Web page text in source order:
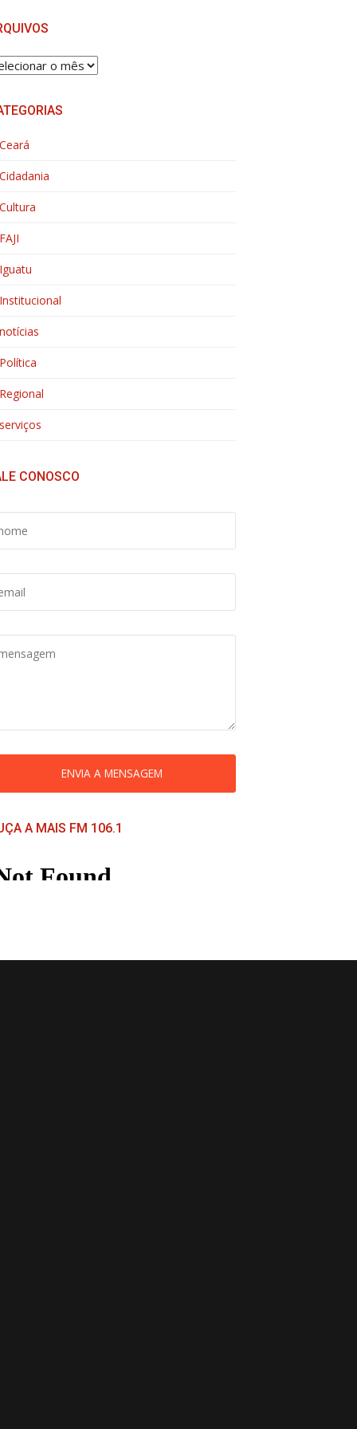
Ceará
Cidadania
Cultura
FAJI
Iguatu
Institucional
notícias
Política
Regional
serviços
CONOSCO
ENVIA A MENSAGEM
A MAIS FM 106.1